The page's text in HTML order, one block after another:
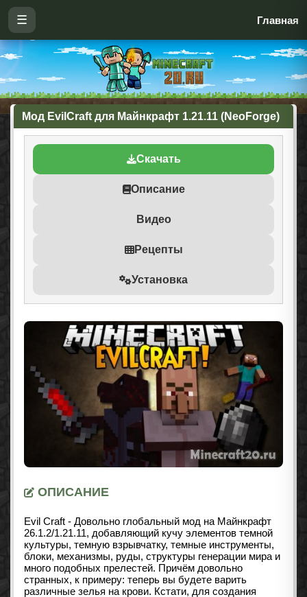
☰ Главная
Мод EvilCraft для Майнкрафт 1.21.11 (NeoForge)
Скачать
Описание
Видео
Рецепты
Установка
ОПИСАНИЕ
Evil Craft - Довольно глобальный мод на Майнкрафт
26.1.2/1.21.11, добавляющий кучу элементов темной
культуры, темную взрывчатку, темные инструменты,
блоки, механизмы, руды, структуры генерации мира и
много подобных прелестей. Причём довольно
странных, к примеру: теперь вы будете варить
различные зелья на крови. Кстати, для создания